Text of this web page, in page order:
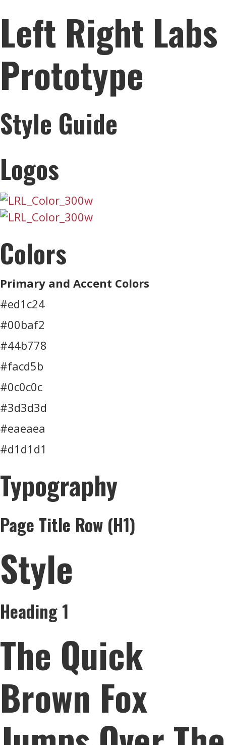
Left Right Labs
Prototype
Style Guide
Logos
Colors
Primary and Accent Colors
#ed1c24
#00baf2
#44b778
#facd5b
#0c0c0c
#3d3d3d
#eaeaea
#d1d1d1
Typography
Page Title Row (h1)
Style
Heading 1
The Quick
Brown Fox